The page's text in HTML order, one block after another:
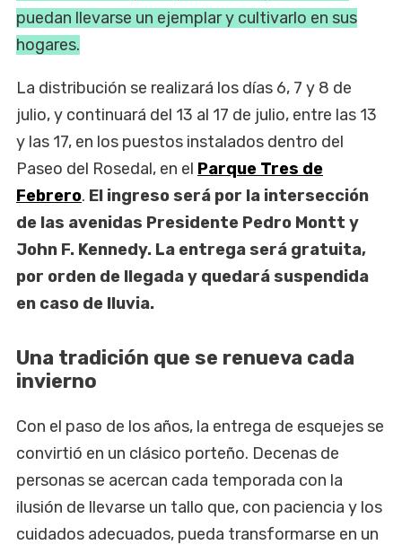
puedan llevarse un ejemplar y cultivarlo en sus
hogares.
La distribución se realizará los días 6, 7 y 8 de
julio, y continuará del 13 al 17 de julio, entre las 13
y las 17, en los puestos instalados dentro del
Paseo del Rosedal, en el Parque Tres de
Febrero. El ingreso será por la intersección
de las avenidas Presidente Pedro Montt y
John F. Kennedy. La entrega será gratuita,
por orden de llegada y quedará suspendida
en caso de lluvia.
Una tradición que se renueva cada
invierno
Con el paso de los años, la entrega de esquejes se
convirtió en un clásico porteño. Decenas de
personas se acercan cada temporada con la
ilusión de llevarse un tallo que, con paciencia y los
cuidados adecuados, pueda transformarse en un